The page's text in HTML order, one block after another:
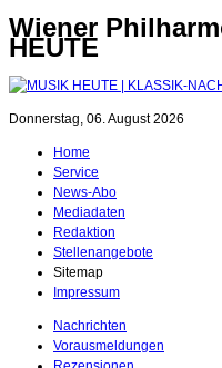
Wiener
HEUTE
Donnerstag, 06. August 2026
Home
Service
News-Abo
Mediadaten
Redaktion
Stellenangebote
Sitemap
Impressum
Nachrichten
Vorausmeldungen